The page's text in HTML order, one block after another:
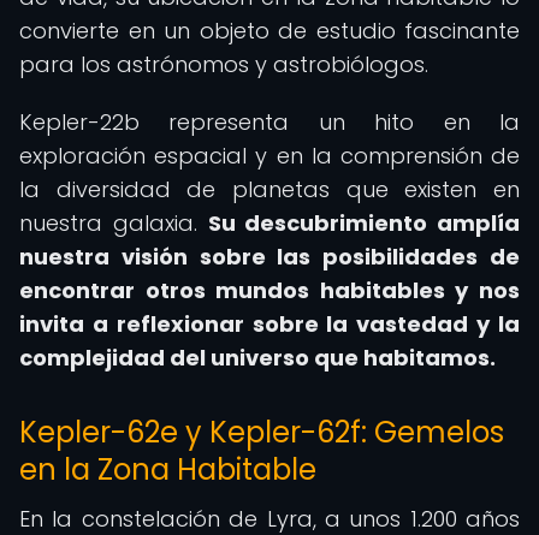
convierte en un objeto de estudio fascinante
para los astrónomos y astrobiólogos.
Kepler-22b representa un hito en la
exploración espacial y en la comprensión de
la diversidad de planetas que existen en
nuestra galaxia. Su descubrimiento amplía
nuestra visión sobre las posibilidades de
encontrar otros mundos habitables y nos
invita a reflexionar sobre la vastedad y la
complejidad del universo que habitamos.
Kepler-62e y Kepler-62f: Gemelos
en la Zona Habitable
En la constelación de Lyra, a unos 1.200 años